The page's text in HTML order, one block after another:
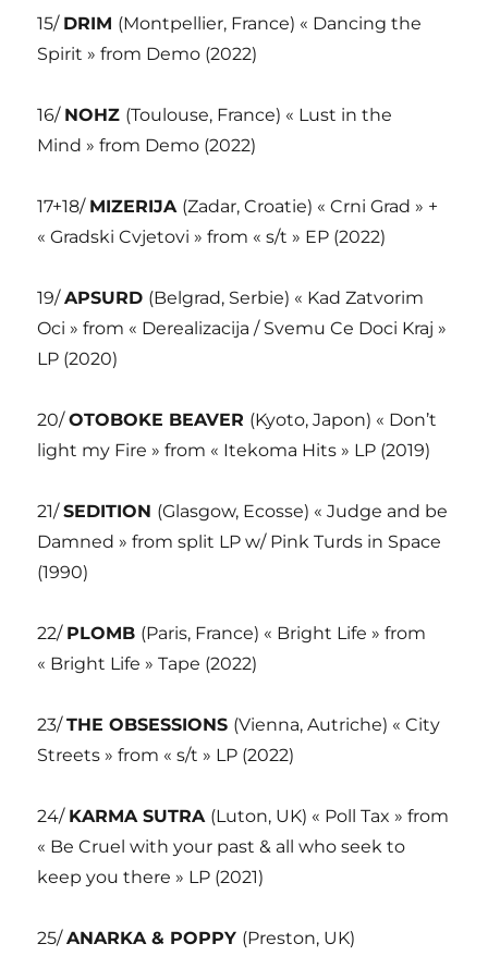
15/ DRIM (Montpellier, France) « Dancing the
Spirit » from Demo (2022)
16/ NOHZ (Toulouse, France) « Lust in the
Mind » from Demo (2022)
17+18/ MIZERIJA (Zadar, Croatie) « Crni Grad » +
« Gradski Cvjetovi » from « s/t » EP (2022)
19/APSURD (Belgrad, Serbie) « Kad Zatvorim
Oci » from « Derealizacija / Svemu Ce Doci Kraj »
LP (2020)
20/OTOBOKE BEAVER (Kyoto, Japon) « Don’t
light my Fire » from « Itekoma Hits » LP (2019)
21/SEDITION (Glasgow, Ecosse) « Judge and be
Damned » from split LP w/ Pink Turds in Space
(1990)
22/ PLOMB (Paris, France) « Bright Life » from
« Bright Life » Tape (2022)
23/THE OBSESSIONS (Vienna, Autriche) « City
Streets » from « s/t » LP (2022)
24/ KARMA SUTRA (Luton, UK) « Poll Tax » from
« Be Cruel with your past & all who seek to
keep you there » LP (2021)
25/ANARKA & POPPY (Preston, UK)